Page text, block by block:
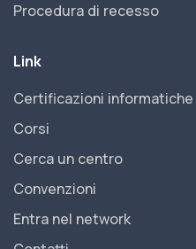
Procedura di recesso
Link
Certificazioni informatiche
Corsi
Cerca un centro
Convenzioni
Entra nel network